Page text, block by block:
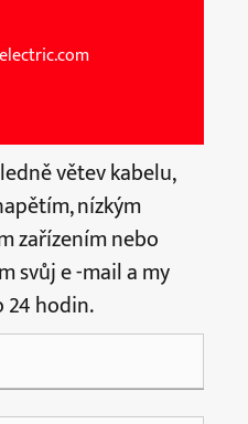
větev kabelu,
nízkým
zařízením nebo
svůj e -mail a my
24 hodin.